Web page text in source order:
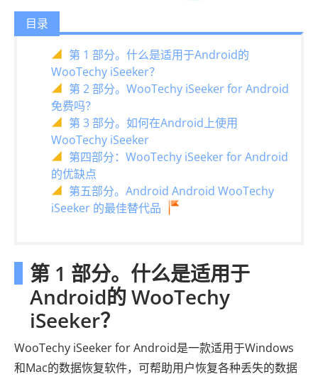
目录
第 1 部分。什么是适用于Android的
WooTechy iSeeker？
第 2 部分。WooTechy iSeeker for Android
免费吗？
第 3 部分。如何在Android上使用
WooTechy iSeeker
第四部分：WooTechy iSeeker for Android
的优缺点
第五部分。Android Android WooTechy
iSeeker 的最佳替代品
第 1 部分。什么是适用于
Android的 WooTechy
iSeeker？
WooTechy iSeeker for Android是一款适用于Windows
和Mac的数据恢复软件，可帮助用户恢复各种丢失的数据